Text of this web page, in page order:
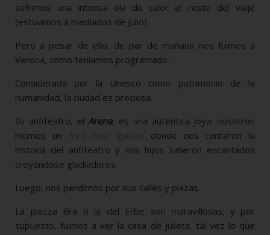
sufrimos una intensa ola de calor el resto del viaje
(estuvimos a mediados de Julio).
Pero a pesar de ello, de par de mañana nos fuimos a
Verona, como teníamos programado.
Considerada por la Unesco como patrimonio de la
humanidad, la ciudad es preciosa.
Su anfiteatro, elArena, es una auténtica joya; nosotros
hicimos un free tour guiado donde nos contaron la
historia del anfiteatro y mis hijos salieron encantados
creyéndose gladiadores.
Luego, nos perdimos por sus calles y plazas.
La piazza Bra o la del Erbe son maravillosas; y por
supuesto, fuimos a ver la casa de Julieta, tal vez lo que